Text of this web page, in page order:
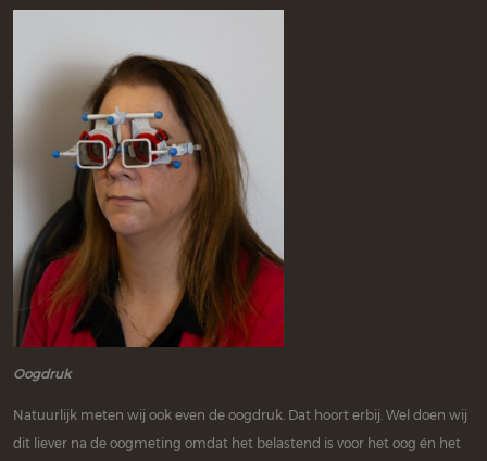
Oogdruk
Natuurlijk meten wij ook even de oogdruk. Dat hoort erbij. Wel doen wij
dit liever na de oogmeting omdat het belastend is voor het oog én het